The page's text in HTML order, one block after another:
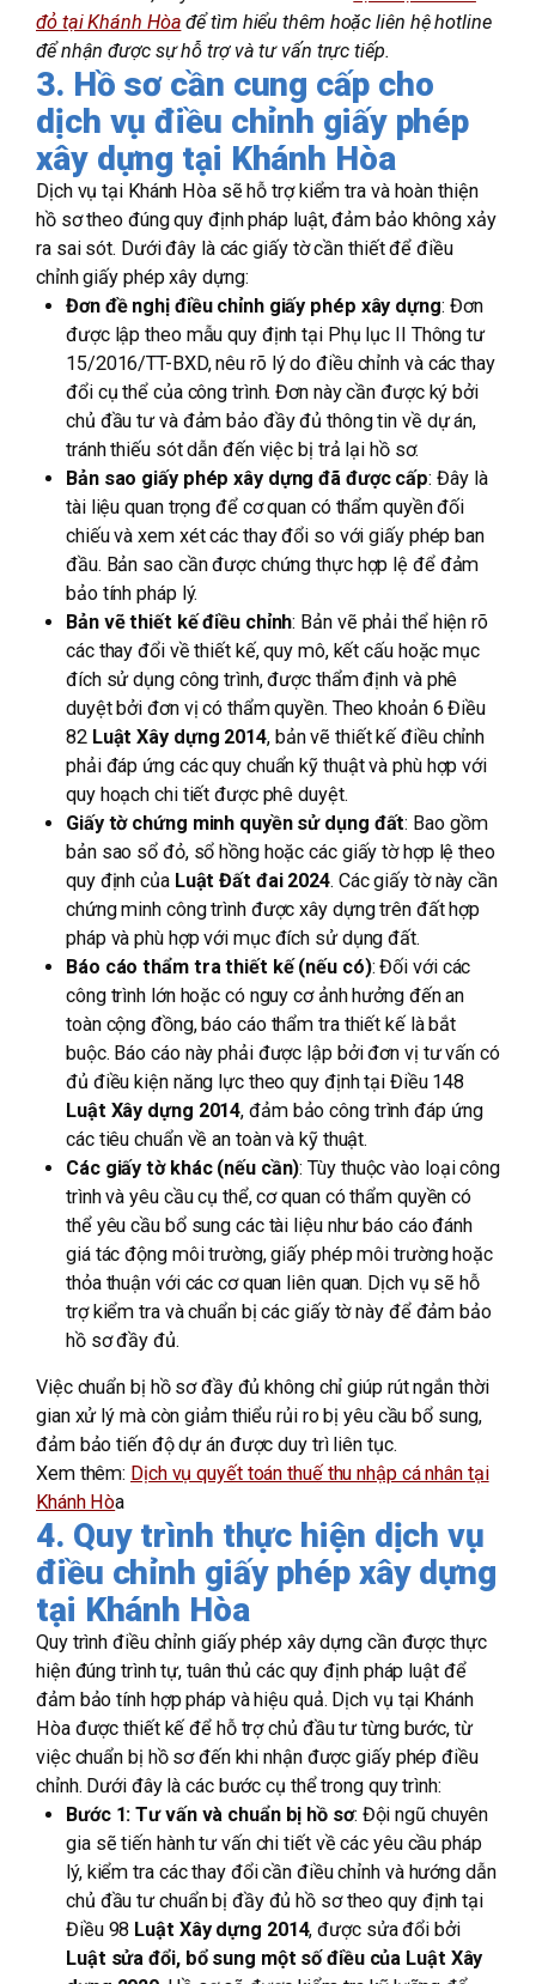
đỏ tại Khánh Hòa để tìm hiểu thêm hoặc liên hệ hotline
để nhận được sự hỗ trợ và tư vấn trực tiếp.
3. Hồ sơ cần cung cấp cho
dịch vụ điều chỉnh giấy phép
xây dựng tại Khánh Hòa
Dịch vụ tại Khánh Hòa sẽ hỗ trợ kiểm tra và hoàn thiện
hồ sơ theo đúng quy định pháp luật, đảm bảo không xảy
ra sai sót. Dưới đây là các giấy tờ cần thiết để điều
chỉnh giấy phép xây dựng:
Đơn đề nghị điều chỉnh giấy phép xây dựng: Đơn
được lập theo mẫu quy định tại Phụ lục II Thông tư
15/2016/TT-BXD, nêu rõ lý do điều chỉnh và các thay
đổi cụ thể của công trình. Đơn này cần được ký bởi
chủ đầu tư và đảm bảo đầy đủ thông tin về dự án,
tránh thiếu sót dẫn đến việc bị trả lại hồ sơ.
Bản sao giấy phép xây dựng đã được cấp: Đây là
tài liệu quan trọng để cơ quan có thẩm quyền đối
chiếu và xem xét các thay đổi so với giấy phép ban
đầu. Bản sao cần được chứng thực hợp lệ để đảm
bảo tính pháp lý.
Bản vẽ thiết kế điều chỉnh: Bản vẽ phải thể hiện rõ
các thay đổi về thiết kế, quy mô, kết cấu hoặc mục
đích sử dụng công trình, được thẩm định và phê
duyệt bởi đơn vị có thẩm quyền. Theo khoản 6 Điều
82 Luật Xây dựng 2014, bản vẽ thiết kế điều chỉnh
phải đáp ứng các quy chuẩn kỹ thuật và phù hợp với
quy hoạch chi tiết được phê duyệt.
Giấy tờ chứng minh quyền sử dụng đất: Bao gồm
bản sao sổ đỏ, sổ hồng hoặc các giấy tờ hợp lệ theo
quy định củaLuật Đất đai 2024. Các giấy tờ này cần
chứng minh công trình được xây dựng trên đất hợp
pháp và phù hợp với mục đích sử dụng đất.
Báo cáo thẩm tra thiết kế (nếu có): Đối với các
công trình lớn hoặc có nguy cơ ảnh hưởng đến an
toàn cộng đồng, báo cáo thẩm tra thiết kế là bắt
buộc. Báo cáo này phải được lập bởi đơn vị tư vấn có
đủ điều kiện năng lực theo quy định tại Điều 148
Luật Xây dựng 2014, đảm bảo công trình đáp ứng
các tiêu chuẩn về an toàn và kỹ thuật.
Các giấy tờ khác (nếu cần): Tùy thuộc vào loại công
trình và yêu cầu cụ thể, cơ quan có thẩm quyền có
thể yêu cầu bổ sung các tài liệu như báo cáo đánh
giá tác động môi trường, giấy phép môi trường hoặc
thỏa thuận với các cơ quan liên quan. Dịch vụ sẽ hỗ
trợ kiểm tra và chuẩn bị các giấy tờ này để đảm bảo
hồ sơ đầy đủ.
Việc chuẩn bị hồ sơ đầy đủ không chỉ giúp rút ngắn thời
gian xử lý mà còn giảm thiểu rủi ro bị yêu cầu bổ sung,
đảm bảo tiến độ dự án được duy trì liên tục.
Xem thêm: Dịch vụ quyết toán thuế thu nhập cá nhân tại
Khánh Hòa
4. Quy trình thực hiện dịch vụ
điều chỉnh giấy phép xây dựng
tại Khánh Hòa
Quy trình điều chỉnh giấy phép xây dựng cần được thực
hiện đúng trình tự, tuân thủ các quy định pháp luật để
đảm bảo tính hợp pháp và hiệu quả. Dịch vụ tại Khánh
Hòa được thiết kế để hỗ trợ chủ đầu tư từng bước, từ
việc chuẩn bị hồ sơ đến khi nhận được giấy phép điều
chỉnh. Dưới đây là các bước cụ thể trong quy trình:
Bước 1: Tư vấn và chuẩn bị hồ sơ: Đội ngũ chuyên
gia sẽ tiến hành tư vấn chi tiết về các yêu cầu pháp
lý, kiểm tra các thay đổi cần điều chỉnh và hướng dẫn
chủ đầu tư chuẩn bị đầy đủ hồ sơ theo quy định tại
Điều 98 Luật Xây dựng 2014, được sửa đổi bởi
Luật sửa đổi, bổ sung một số điều của Luật Xây